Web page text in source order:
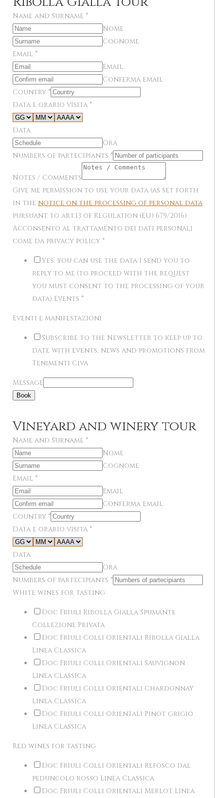
Name and Surname *
Nome
Cognome
Email *
Email
Conferma email
Country *
Data e orario visita *
Data
Ora
Numbers of partecipiants *
Notes / Comments
Give me permission to use your data (as set forth
in the notice on the processing of personal data
pursuant to art.13 of Regulation (EU) 679/2016)
Acconsento al trattamento dei dati personali
come da privacy policy *
Yes, you can use the data I send you to
reply to me (to proceed with the request
you must consent to the processing of your
data) Events *
Eventi e manifestazioni
Subscribe to the Newsletter to keep up to
date with events, news and promotions from
Tenimenti Civa
Message
Book
Vineyard and winery tour
Name and Surname *
Nome
Cognome
Email *
Email
Conferma email
Country *
Data e orario visita *
Data
Ora
Numbers of partecipiants *
White wines for tasting
Doc Friuli Ribolla Gialla Spumante
Collezione Privata
Doc Friuli Colli Orientali Ribolla Gialla
Linea Classica
Doc Friuli Colli Orientali Sauvignon
Linea Classica
Doc Friuli Colli Orientali Chardonnay
Linea Classica
Doc Friuli Colli Orientali Pinot grigio
Linea Classica
Red wines for tasting
Doc Friuli Colli Orientali Refosco dal
peduncolo rosso Linea Classica
Doc Friuli Colli Orientali Merlot Linea